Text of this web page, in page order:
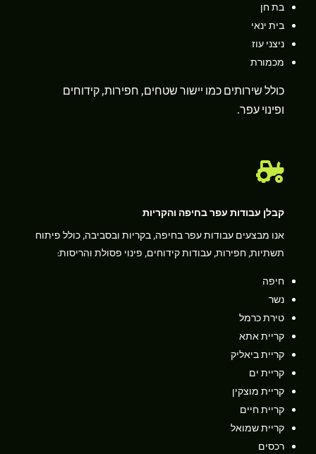
בת חן
בית ינאי
ניצני עוז
מכמורת
כולל שירותים כמו יישור שטחים, חפירות, קידוחים
ופינוי עפר.

קבלן עבודות עפר בחיפה והקריות
אנו מבצעים עבודות עפר בחיפה, בקריות ובסביבה, כולל פיתוח
תשתיות, חפירות, עבודות קידוחים, פינוי פסולת והריסות:
חיפה
נשר
טירת כרמל
קריית אתא
קריית ביאליק
קריית ים
קריית מוצקין
קריית חיים
קריית שמואל
רכסים